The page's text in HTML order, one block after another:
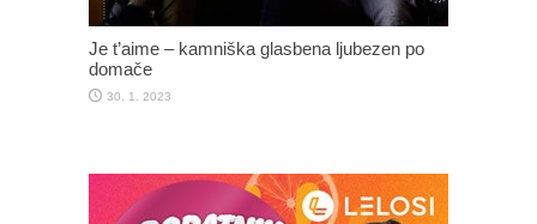
Je t’aime – kamniška glasbena ljubezen po
domače
30. 1. 2023